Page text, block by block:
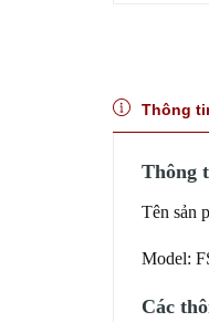
Thông
Thông
Tên sản
Model:
Các